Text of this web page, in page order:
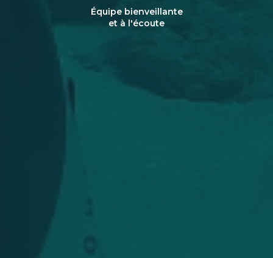
Équipe bienveillante
et à l'écoute